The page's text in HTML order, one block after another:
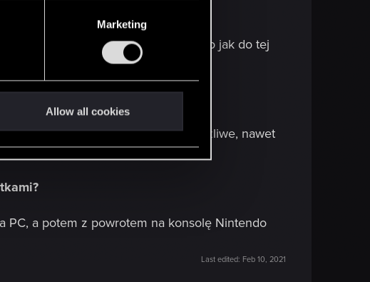
Marketing
Allow all cookies
grać w swoją wersję gry tak samo jak do tej
kiedy zniknie ze sklepu?
ponowne pobranie gry będzie możliwe, nawet
PC, a potem z powrotem na konsolę Nintendo
Last edited: Feb 10, 2021